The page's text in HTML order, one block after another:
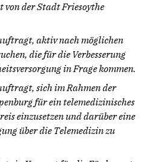
der Stadt Friesoythe
aktiv nach möglichen
die für die Verbesserung
in Frage kommen.
sich im Rahmen der
für ein telemedizinisches
einzusetzen und darüber eine
über die Telemedizin zu